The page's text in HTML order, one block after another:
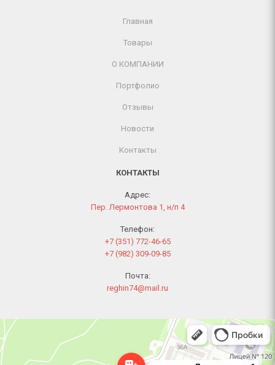
Главная
Товары
О КОМПАНИИ
Портфолио
Отзывы
Новости
Контакты
КОНТАКТЫ
Адрес:
Пер. Лермонтова 1, н/п 4
Телефон:
+7 (351) 772-46-65
+7 (982) 309-09-85
Почта:
reghin74@mail.ru
Челябинск
Переулок Лермонтова, 1 — Яндекс Карты